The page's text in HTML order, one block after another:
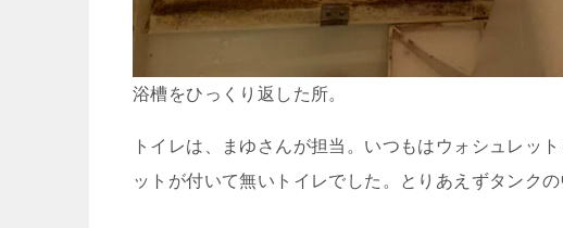
浴槽をひっくり返した所。
トイレは、まゆさんが担当。いつもはウォシュレッ
ットが付いて無いトイレでした。とりあえずタンクの